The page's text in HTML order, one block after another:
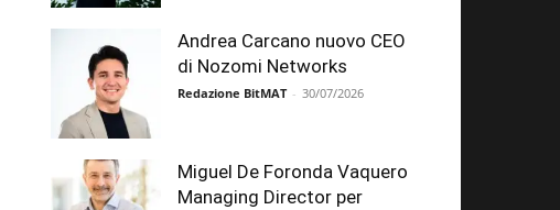
Andrea Carcano nuovo CEO
di Nozomi Networks
Redazione BitMAT - 30/07/2026
Miguel De Foronda Vaquero
Managing Director per